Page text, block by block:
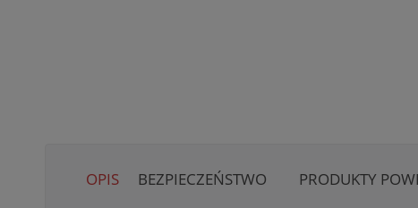
OPIS BEZPIECZEŃSTWO PRODUKTY